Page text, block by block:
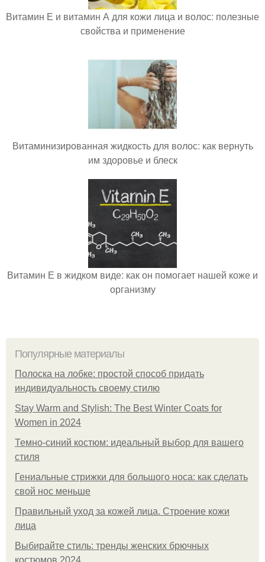
Витамин Е и витамин А для кожи лица и волос: полезные
свойства и применение
Витаминизированная жидкость для волос: как вернуть
им здоровье и блеск
Витамин Е в жидком виде: как он помогает нашей коже и
организму
Популярные материалы
Полоска на лобке: простой способ придать
индивидуальность своему стилю
Stay Warm and Stylish: The Best Winter Coats for
Women in 2024
Темно-синий костюм: идеальный выбор для вашего
стиля
Гениальные стрижки для большого носа: как сделать
свой нос меньше
Правильный уход за кожей лица. Строение кожи
лица
Выбирайте стиль: тренды женских брючных
костюмов 2024